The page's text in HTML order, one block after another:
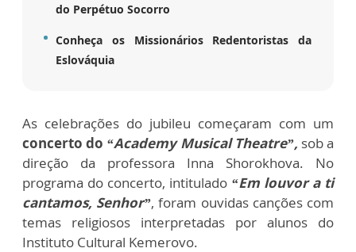
do Perpétuo Socorro
Conheça os Missionários Redentoristas da
Eslováquia
As celebrações do jubileu começaram com um
concerto do “Academy Musical Theatre”, sob a
direção da professora Inna Shorokhova. No
programa do concerto, intitulado “Em louvor a ti
cantamos, Senhor”, foram ouvidas canções com
temas religiosos interpretadas por alunos do
Instituto Cultural Kemerovo.